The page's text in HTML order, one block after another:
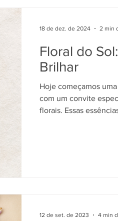
Floral do
Brilhar
Hoje começamos
com um convite
florais. Essas
18 de dez. de 2024 2 min
12 de set. de 2023 4 min